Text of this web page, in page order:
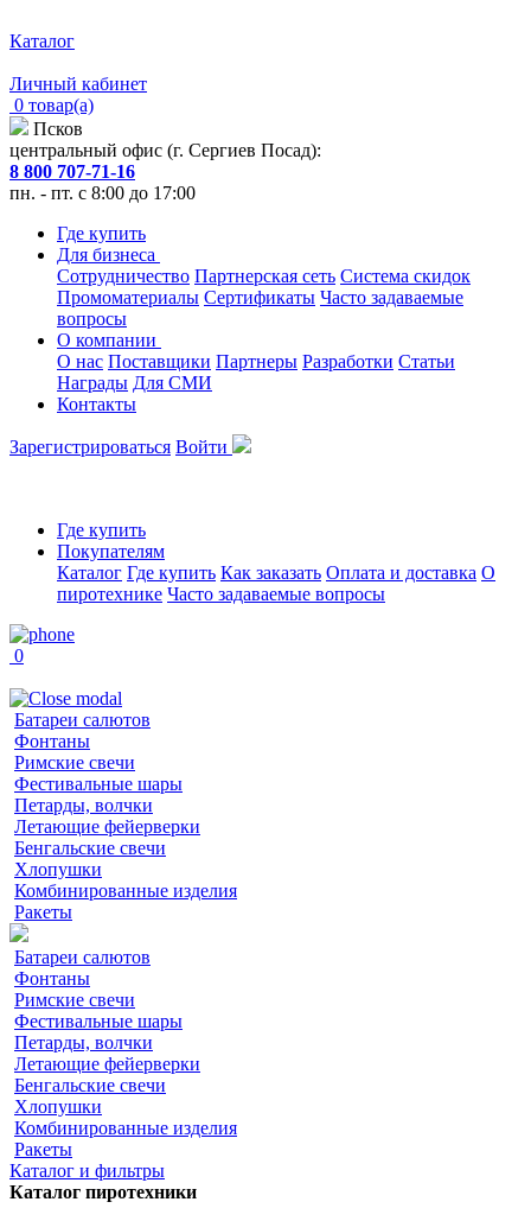
Каталог
Личный кабинет
0 товар(а)
Псков
центральный офис (г. Сергиев Посад):
8 800 707-71-16
пн. - пт. с 8:00 до 17:00
Где купить
Для бизнеса
Сотрудничество Партнерская сеть Система скидок
Промоматериалы Сертификаты Часто задаваемые
вопросы
О компании
О нас Поставщики Партнеры Разработки Статьи
Награды Для СМИ
Контакты
Зарегистрироваться Войти
Где купить
Покупателям
Каталог Где купить Как заказать Оплата и доставка О
пиротехнике Часто задаваемые вопросы
0
Батареи салютов
Фонтаны
Римские свечи
Фестивальные шары
Петарды, волчки
Летающие фейерверки
Бенгальские свечи
Хлопушки
Комбинированные изделия
Ракеты
Батареи салютов
Фонтаны
Римские свечи
Фестивальные шары
Петарды, волчки
Летающие фейерверки
Бенгальские свечи
Хлопушки
Комбинированные изделия
Ракеты
Каталог и фильтры
Каталог пиротехники